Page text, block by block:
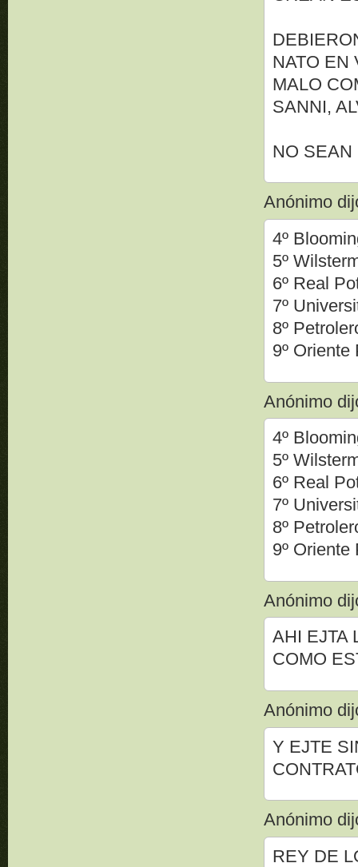
NATO EN
MALO
SANNI,
NO SEAN
Anónimo
4º
5º
6º Real
7º
8º
9º Oriente
Anónimo
4º
5º
6º Real
7º
8º
9º Oriente
Anónimo
AHI EJTA
COMO
Anónimo
Y EJTE
Anónimo
REY DE